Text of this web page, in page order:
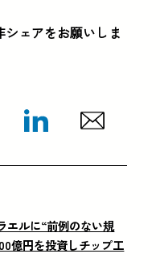
ェアをお願いしま
エルに“前例のない規
億円を投資しチップ工